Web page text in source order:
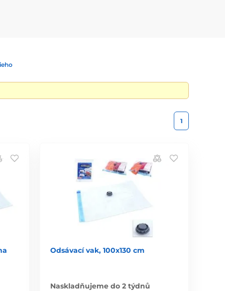
1
Odsávací vak, 100x130 cm
Naskladňujeme do 2 týdnů